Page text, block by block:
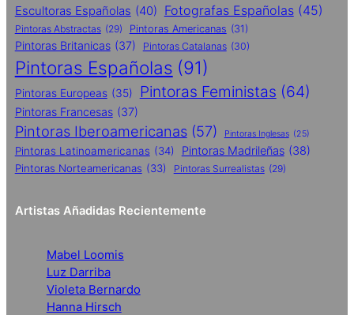
Escultoras Españolas (40) Fotografas Españolas (45)
Pintoras Abstractas (29) Pintoras Americanas (31)
Pintoras Britanicas (37) Pintoras Catalanas (30)
Pintoras Españolas (91)
Pintoras Europeas (35) Pintoras Feministas (64)
Pintoras Francesas (37)
Pintoras Iberoamericanas (57) Pintoras Inglesas (25)
Pintoras Latinoamericanas (34) Pintoras Madrileñas (38)
Pintoras Norteamericanas (33) Pintoras Surrealistas (29)
Artistas Añadidas Recientemente
Mabel Loomis
Luz Darriba
Violeta Bernardo
Hanna Hirsch